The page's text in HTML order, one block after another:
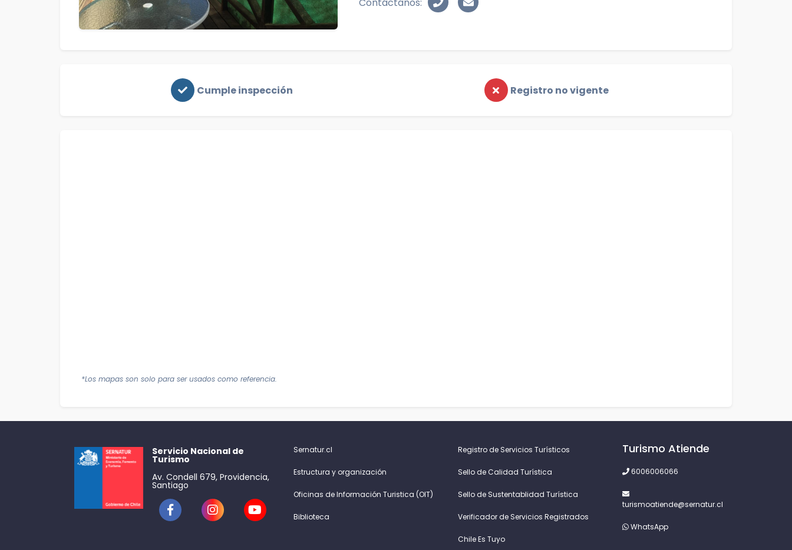
Cumple inspección Registro no vigente
*Los mapas son solo para ser usados como referencia.
Servicio Nacional de
Turismo
Av. Condell 679, Providencia,
Santiago
Sernatur.cl
Estructura y organización
Oficinas de Información Turistica (OIT)
Biblioteca
Registro de Servicios Turísticos
Sello de Calidad Turística
Sello de Sustentablidad Turística
Verificador de Servicios Registrados
Chile Es Tuyo
Turismo Atiende
6006006066
turismoatiende@sernatur.cl
WhatsApp